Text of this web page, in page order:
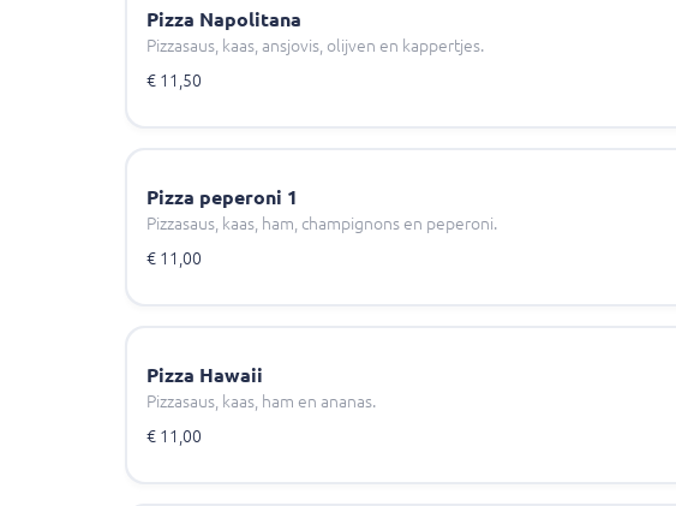
Pizza Napolitana
Pizzasaus, kaas, ansjovis, olijven en kappertjes.
€ 11,50
Pizza peperoni 1
Pizzasaus, kaas, ham, champignons en peperoni.
€ 11,00
Pizza Hawaii
Pizzasaus, kaas, ham en ananas.
€ 11,00